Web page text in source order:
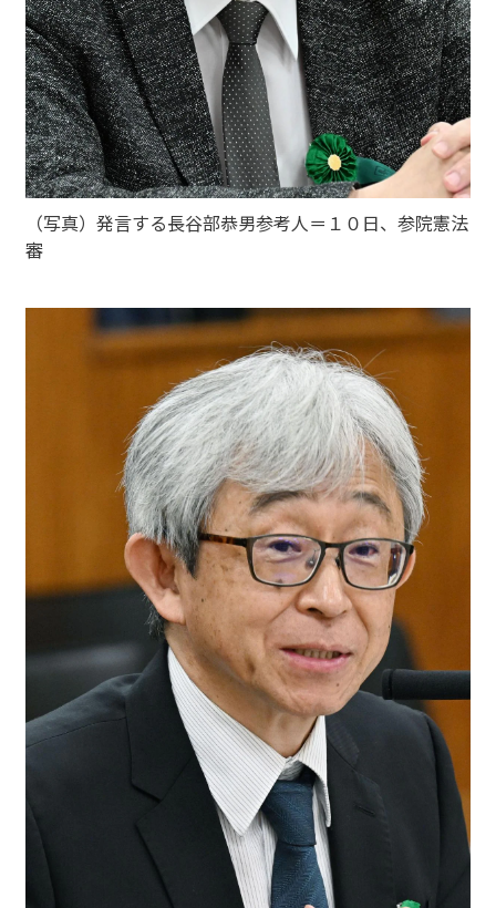
（写真）発言する長谷部恭男参考人＝１０日、参院憲法
審